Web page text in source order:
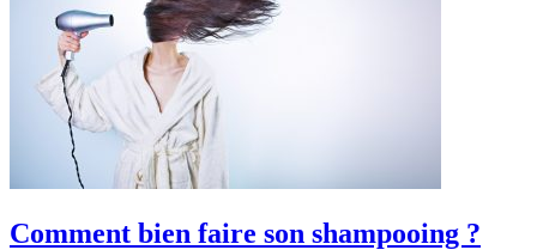
Comment bien faire son shampooing ?